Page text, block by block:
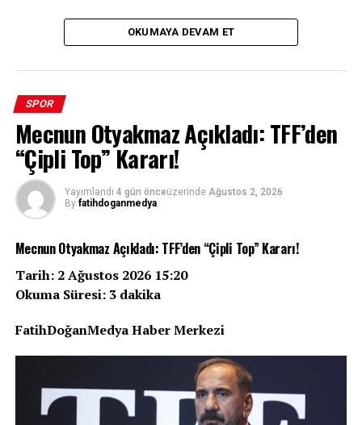
OKUMAYA DEVAM ET
SPOR
Mecnun Otyakmaz Açıkladı: TFF’den
“Çipli Top” Kararı!
Yayımlandı 4 gün önceüzerinde Ağustos 2, 2026
By fatihdoganmedya
Mecnun Otyakmaz Açıkladı: TFF’den “Çipli Top” Kararı!
Tarih: 2 Ağustos 2026 15:20
Okuma Süresi: 3 dakika
FatihDoğanMedya Haber Merkezi